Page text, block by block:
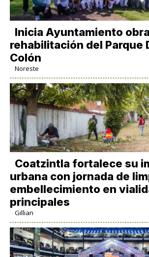
Inicia Ayuntamiento
rehabilitación del Parque
Colón
Noreste
Coatzintla fortalece su
urbana con jornada de
embellecimiento en
principales
Gillian